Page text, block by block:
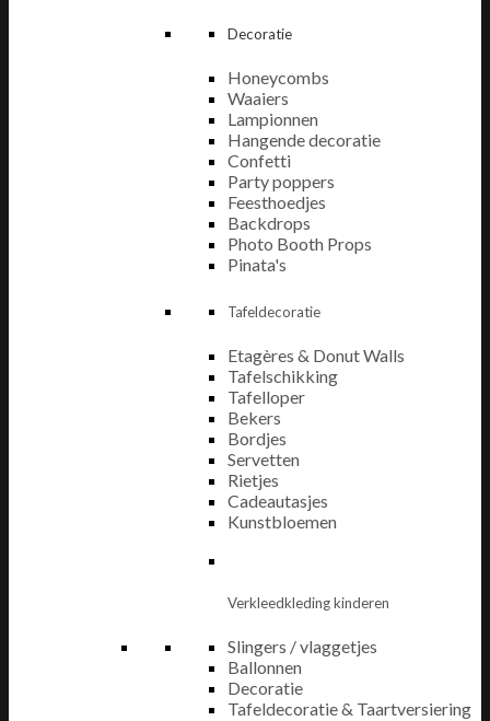
Decoratie
Honeycombs
Waaiers
Lampionnen
Hangende decoratie
Confetti
Party poppers
Feesthoedjes
Backdrops
Photo Booth Props
Pinata's
Tafeldecoratie
Etagères & Donut Walls
Tafelschikking
Tafelloper
Bekers
Bordjes
Servetten
Rietjes
Cadeautasjes
Kunstbloemen
Verkleedkleding kinderen
Slingers / vlaggetjes
Ballonnen
Decoratie
Tafeldecoratie & Taartversiering